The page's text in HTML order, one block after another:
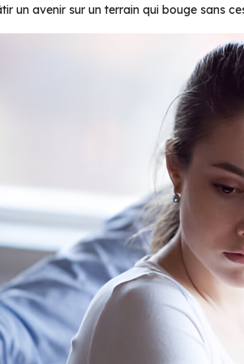
un avenir sur un terrain qui bouge sans